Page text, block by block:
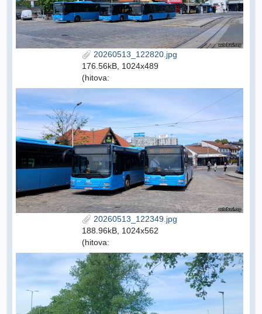
20260513_122820.jpg
176.56kB, 1024x489
(hitova:
20260513_122349.jpg
188.96kB, 1024x562
(hitova: